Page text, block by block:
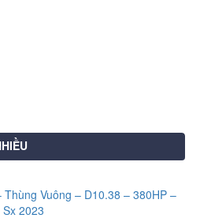
Vuông – D10.38 – 380HP –
Sx 2023